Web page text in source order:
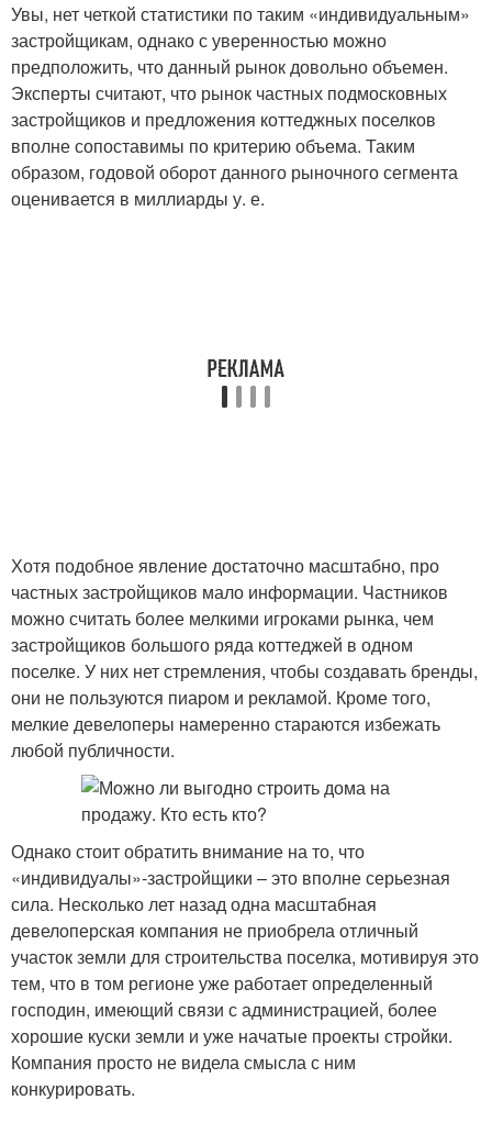
Увы, нет четкой статистики по таким «индивидуальным»
застройщикам, однако с уверенностью можно
предположить, что данный рынок довольно объемен.
Эксперты считают, что рынок частных подмосковных
застройщиков и предложения коттеджных поселков
вполне сопоставимы по критерию объема. Таким
образом, годовой оборот данного рыночного сегмента
оценивается в миллиарды у. е.
Хотя подобное явление достаточно масштабно, про
частных застройщиков мало информации. Частников
можно считать более мелкими игроками рынка, чем
застройщиков большого ряда коттеджей в одном
поселке. У них нет стремления, чтобы создавать бренды,
они не пользуются пиаром и рекламой. Кроме того,
мелкие девелоперы намеренно стараются избежать
любой публичности.
Однако стоит обратить внимание на то, что
«индивидуалы»-застройщики – это вполне серьезная
сила. Несколько лет назад одна масштабная
девелоперская компания не приобрела отличный
участок земли для строительства поселка, мотивируя это
тем, что в том регионе уже работает определенный
господин, имеющий связи с администрацией, более
хорошие куски земли и уже начатые проекты стройки.
Компания просто не видела смысла с ним
конкурировать.